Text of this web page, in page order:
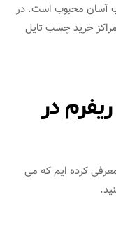
آسان محبوب است. در
خرید چسب تایل
در
کرده ایم که می